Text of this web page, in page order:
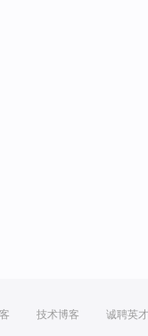
技术博客 诚聘英才